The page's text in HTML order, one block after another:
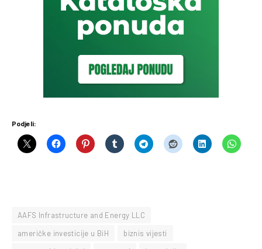
Podjeli:
AAFS Infrastructure and Energy LLC
američke investicije u BiH
biznis vijesti